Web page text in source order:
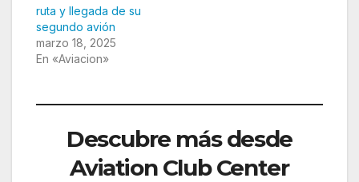
ruta y llegada de su
segundo avión
marzo 18, 2025
En «Aviacion»
Descubre más desde
Aviation Club Center